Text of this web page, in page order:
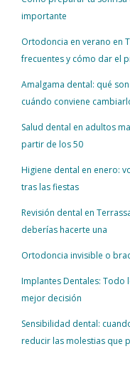
importante
Ortodoncia en verano en
frecuentes y cómo dar el
Amalgama dental: qué
cuándo conviene
Salud dental en adultos
partir de los 50
Higiene dental en enero:
tras las fiestas
Revisión dental en
deberías hacerte una
Ortodoncia invisible o
Implantes Dentales: Todo
mejor decisión
Sensibilidad dental:
reducir las molestias que